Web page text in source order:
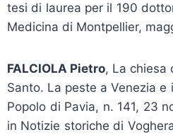
tesi di laurea per il 190
Medicina di Montpellier,
FALCIOLA Pietro, La chiesa
Santo. La peste a Venezia
Popolo di Pavia, n. 141, 23
in Notizie storiche di